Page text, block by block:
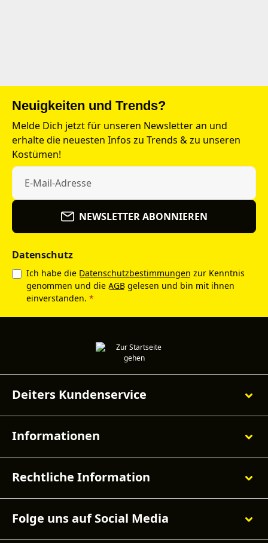
Neuigkeiten und Trends?
Melde Dich jetzt für unseren Newsletter an und
erhalte die neuesten Infos zu Trends & zu unseren
Kostümen!
NEWSLETTER ABONNIEREN
Datenschutz
Ich habe die Datenschutzbestimmungen zur Kenntnis
genommen und die AGB gelesen und bin mit ihnen
einverstanden. *
Deiters Kundenservice
Informationen
Rechtliche Information
Folge uns auf Social Media